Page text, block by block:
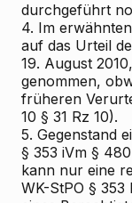
durchgeführt
4. Im
auf das Urteil
19. August
genommen,
früheren
10 § 31 Rz 10).
5. Gegenstand
§ 353 iVm §
kann nur eine
WK-StPO §